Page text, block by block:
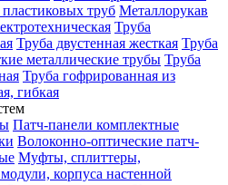
труб Металлорукав
Труба
Труба двустенная жесткая Труба
металлические трубы Труба
Труба гофрированная из
гибкая
Патч-панели комплектные
Волоконно-оптические патч-
Муфты, сплиттеры,
корпуса настенной